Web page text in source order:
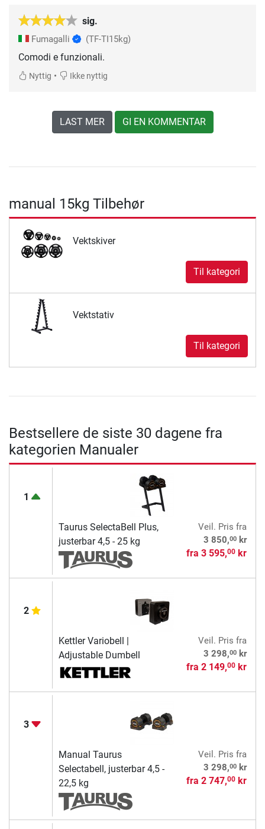
sig.
Fumagalli (TF-TI15kg)
Comodi e funzionali.
Nyttig • Ikke nyttig
LAST MER GI EN KOMMENTAR
manual 15kg Tilbehør
Vektskiver
Til kategori
Vektstativ
Til kategori
Bestsellere de siste 30 dagene fra
kategorien Manualer
1
Taurus SelectaBell Plus,
justerbar 4,5 - 25 kg
Veil. Pris fra
3 850,00kr
fra 3 595,00kr
2
Kettler Variobell |
Adjustable Dumbell
Veil. Pris fra
3 298,00kr
fra 2 149,00kr
3
Manual Taurus
Selectabell, justerbar 4,5 -
22,5 kg
Veil. Pris fra
3 298,00kr
fra 2 747,00kr